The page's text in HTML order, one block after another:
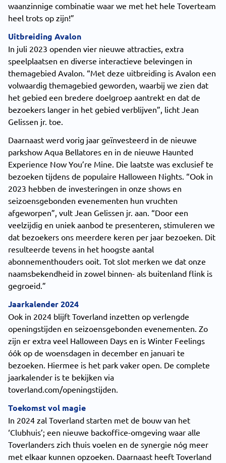
waanzinnige combinatie waar we met het hele Toverteam
heel trots op zijn!”
Uitbreiding Avalon
In juli 2023 openden vier nieuwe attracties, extra
speelplaatsen en diverse interactieve belevingen in
themagebied Avalon. “Met deze uitbreiding is Avalon een
volwaardig themagebied geworden, waarbij we zien dat
het gebied een bredere doelgroep aantrekt en dat de
bezoekers langer in het gebied verblijven”, licht Jean
Gelissen jr. toe.
Daarnaast werd vorig jaar geïnvesteerd in de nieuwe
parkshow Aqua Bellatores en in de nieuwe Haunted
Experience Now You’re Mine. Die laatste was exclusief te
bezoeken tijdens de populaire Halloween Nights. “Ook in
2023 hebben de investeringen in onze shows en
seizoensgebonden evenementen hun vruchten
afgeworpen”, vult Jean Gelissen jr. aan. “Door een
veelzijdig en uniek aanbod te presenteren, stimuleren we
dat bezoekers ons meerdere keren per jaar bezoeken. Dit
resulteerde tevens in het hoogste aantal
abonnementhouders ooit. Tot slot merken we dat onze
naamsbekendheid in zowel binnen- als buitenland flink is
gegroeid.”
Jaarkalender 2024
Ook in 2024 blijft Toverland inzetten op verlengde
openingstijden en seizoensgebonden evenementen. Zo
zijn er extra veel Halloween Days en is Winter Feelings
óók op de woensdagen in december en januari te
bezoeken. Hiermee is het park vaker open. De complete
jaarkalender is te bekijken via
toverland.com/openingstijden.
Toekomst vol magie
In 2024 zal Toverland starten met de bouw van het
‘Clubhuis’; een nieuwe backoffice-omgeving waar alle
Toverlanders zich thuis voelen en de synergie nóg meer
met elkaar kunnen opzoeken. Daarnaast heeft Toverland